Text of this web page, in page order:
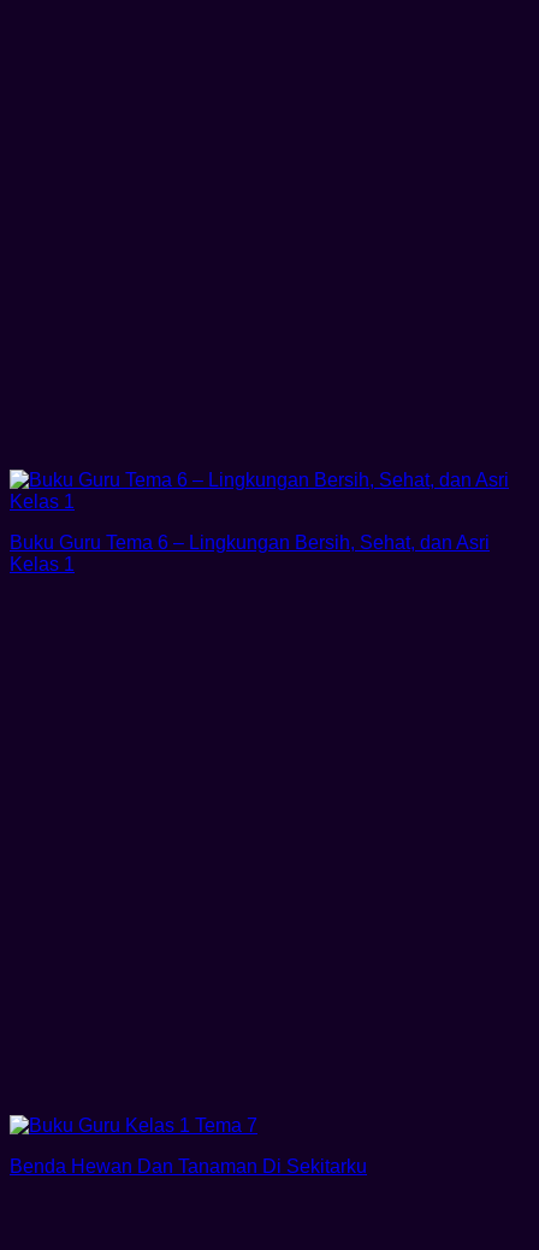
Buku Guru Tema 6 – Lingkungan Bersih, Sehat, dan Asri
Kelas 1
Benda Hewan Dan Tanaman Di Sekitarku